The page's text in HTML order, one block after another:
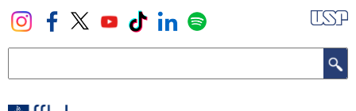
Pular
para
principal